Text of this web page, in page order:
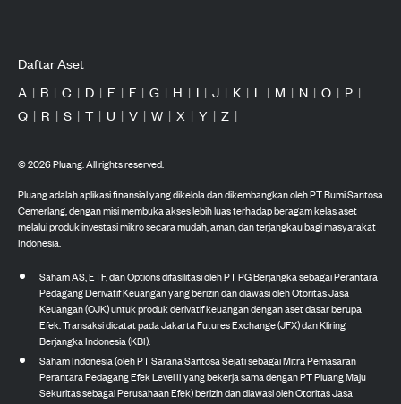
Daftar Aset
A | B | C | D | E | F | G | H | I | J | K | L | M | N | O | P |
Q | R | S | T | U | V | W | X | Y | Z |
©2026Pluang. All rights reserved.
Pluang adalah aplikasi finansial yang dikelola dan dikembangkan oleh PT Bumi Santosa
Cemerlang, dengan misi membuka akses lebih luas terhadap beragam kelas aset
melalui produk investasi mikro secara mudah, aman, dan terjangkau bagi masyarakat
Indonesia.
Saham AS, ETF, dan Options difasilitasi oleh PT PG Berjangka sebagai Perantara
Pedagang Derivatif Keuangan yang berizin dan diawasi oleh Otoritas Jasa
Keuangan (OJK) untuk produk derivatif keuangan dengan aset dasar berupa
Efek. Transaksi dicatat pada Jakarta Futures Exchange (JFX) dan Kliring
Berjangka Indonesia (KBI).
Saham Indonesia (oleh PT Sarana Santosa Sejati sebagai Mitra Pemasaran
Perantara Pedagang Efek Level II yang bekerja sama dengan PT Pluang Maju
Sekuritas sebagai Perusahaan Efek) berizin dan diawasi oleh Otoritas Jasa